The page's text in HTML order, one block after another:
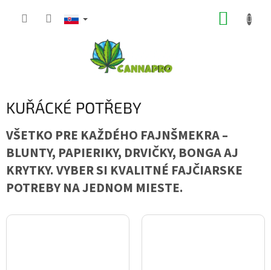
KUŘÁCKÉ POTŘEBY
VŠETKO PRE KAŽDÉHO FAJNŠMEKRA –
BLUNTY, PAPIERIKY, DRVIČKY, BONGA AJ
KRYTKY. VYBER SI KVALITNÉ FAJČIARSKE
POTREBY NA JEDNOM MIESTE.